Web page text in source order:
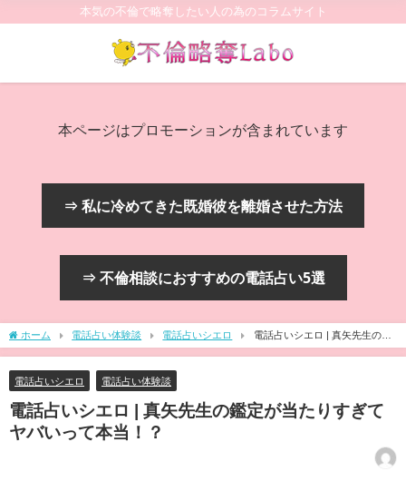
本気の不倫で略奪したい人の為のコラムサイト
本ページはプロモーションが含まれています
⇒ 私に冷めてきた既婚彼を離婚させた方法
⇒ 不倫相談におすすめの電話占い5選
ホーム 電話占い体験談 電話占いシエロ
電話占いシエロ | 真矢先生の鑑
定が当たりすぎてヤバいって本当！？
電話占いシエロ 電話占い体験談
電話占いシエロ | 真矢先生の鑑定が当たりすぎて
ヤバいって本当！？